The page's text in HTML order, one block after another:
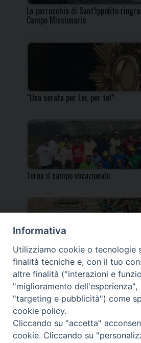
La parrocchia di Sant’Ippolito
Campo Missionario
“Una serata per Lui, per te!”
Torna il campo vocazionale
Torna il Campo Missionario
Informativa
Utilizziamo cookie o tecnologie
finalità tecniche e, con il tuo
altre finalità ("interazioni e
"miglioramento
"targeting e pubblicità") come
cookie policy.
Cliccando su "accetta"
cookie. Cliccando su